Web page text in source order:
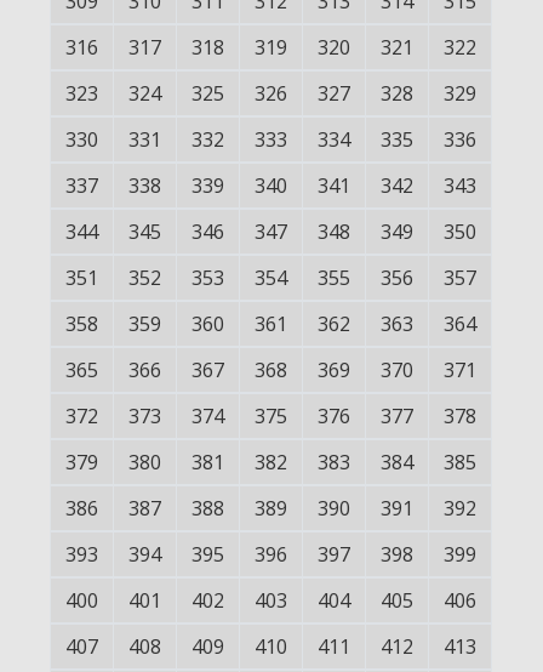
316
317 318 319 320 321
322
323
324 325 326 327 328
329
330
331 332 333 334 335
336
337
338 339 340 341 342
343
344
345 346 347 348 349
350
351
352 353 354 355 356
357
358
359 360 361 362 363
364
365
366 367 368 369 370
371
372
373 374 375 376 377
378
379
380 381 382 383 384
385
386
387 388 389 390 391
392
393
394 395 396 397 398
399
400
401 402 403 404 405
406
407
408 409 410 411 412 413